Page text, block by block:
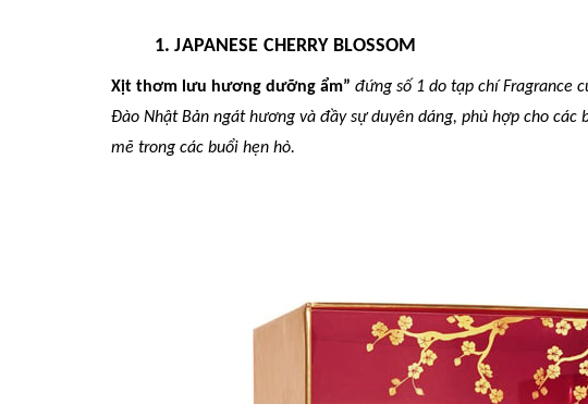
1. JAPANESE CHERRY BLOSSOM
Xịt thơm lưu hương dưỡng ẩm” đứng số 1 do tạp chí Fragrance
Đào Nhật Bản ngát hương và đầy sự duyên dáng, phù hợp cho
mẽ trong các buổi hẹn hò.